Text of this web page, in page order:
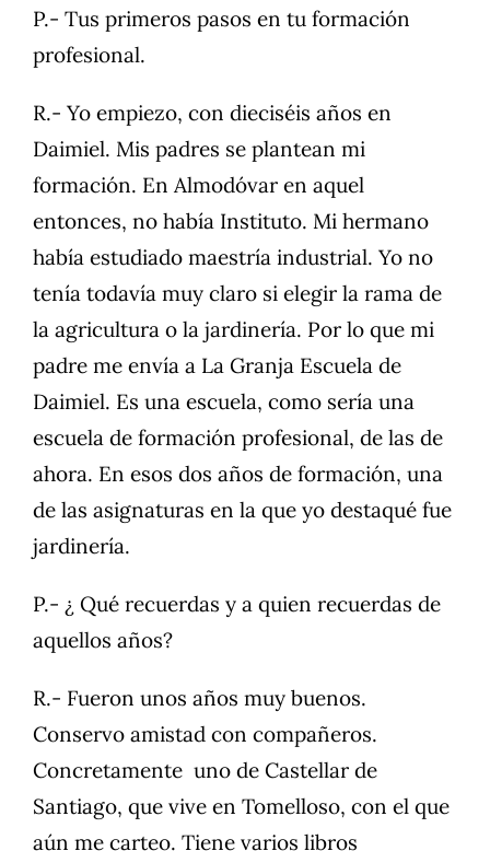
P.- Tus primeros pasos en tu formación
profesional.
R.- Yo empiezo, con dieciséis años en
Daimiel. Mis padres se plantean mi
formación. En Almodóvar en aquel
entonces, no había Instituto. Mi hermano
había estudiado maestría industrial. Yo no
tenía todavía muy claro si elegir la rama de
la agricultura o la jardinería. Por lo que mi
padre me envía a La Granja Escuela de
Daimiel. Es una escuela, como sería una
escuela de formación profesional, de las de
ahora. En esos dos años de formación, una
de las asignaturas en la que yo destaqué fue
jardinería.
P.- ¿ Qué recuerdas y a quien recuerdas de
aquellos años?
R.- Fueron unos años muy buenos.
Conservo amistad con compañeros.
Concretamente uno de Castellar de
Santiago, que vive en Tomelloso, con el que
aún me carteo. Tiene varios libros